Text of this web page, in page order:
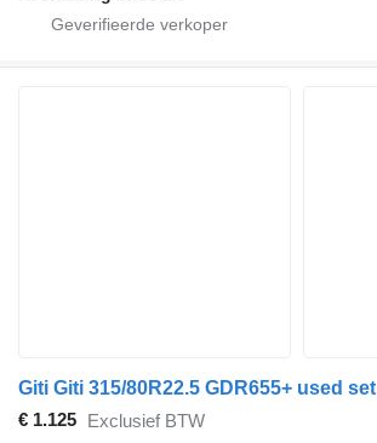
Giti Giti 315/80R22.5 GDR655+ used set
€ 1.125 Exclusief BTW